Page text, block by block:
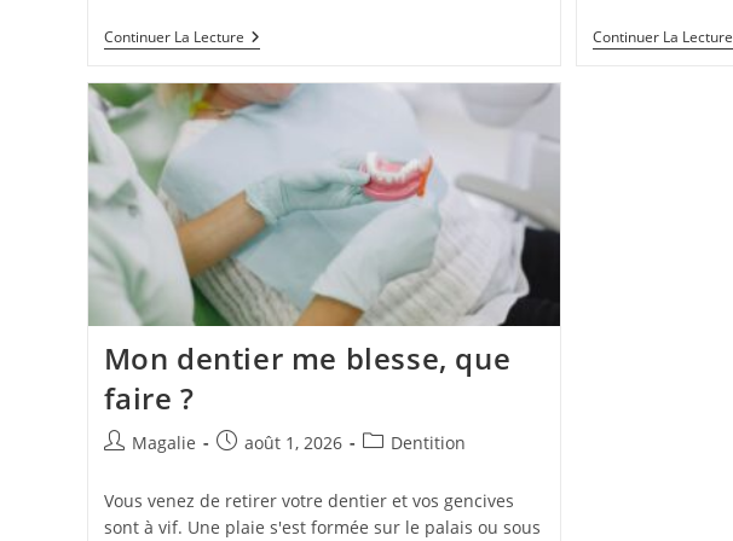
Continuer La Lecture Continuer La Lecture
Mon dentier me blesse, que
faire ?
Magalie août 1, 2026 Dentition
Vous venez de retirer votre dentier et vos gencives
sont à vif. Une plaie s'est formée sur le palais ou sous